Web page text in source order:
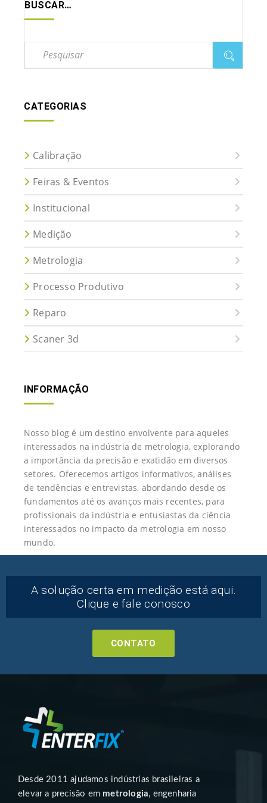
BUSCAR…
CATEGORIAS
Calibração
Feiras & Eventos
Institucional
Medição
Metrologia
Processo Produtivo
Reparo
Scaner 3d
INFORMAÇÃO
Nosso blog é um destino envolvente para aqueles
interessados na indústria de metrologia, explorando
a importância da precisão e exatidão em diversos
setores. Oferecemos artigos informativos, análises
de tendências e entrevistas, abordando desde os
fundamentos até os avanços mais recentes, para
profissionais da indústria e entusiastas da ciência
interessados no impacto da metrologia em nosso
mundo.
A solução certa em medição está aqui.
Clique e fale conosco
CONTATO
Desde 2011 ajudamos indústrias brasileiras a
elevar a precisão em metrologia, engenharia